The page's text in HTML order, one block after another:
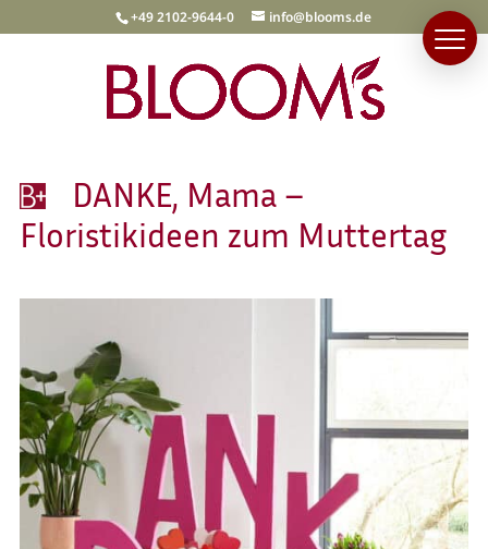
+49 2102-9644-0 info@blooms.de
DANKE, Mama –
Floristikideen zum Muttertag